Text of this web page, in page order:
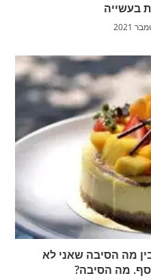
בעשייה
מה הסיבה שאני לא
מה הסיבה?